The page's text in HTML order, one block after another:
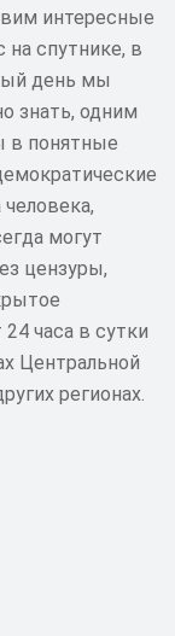
интересные
на спутнике, в
день мы
знать, одним
в понятные
могут
цензуры,
часа в сутки
Центральной
регионах.